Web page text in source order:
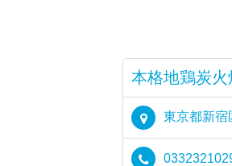
本格地鶏炭
東京都新宿